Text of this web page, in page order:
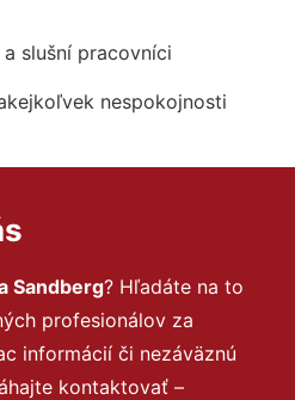
slušní pracovníci
nespokojnosti
Sandberg? Hľadáte na to
profesionálov za
informácií či nezáväznú
kontaktovať –